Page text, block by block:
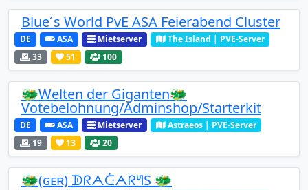
Blue´s World PvE ASA Feierabend Cluster
DE ASA Mietserver
The Island | PVE-Server
33
51 100
🐲Welten der Giganten🐲
Votebelohnung/Adminshop/Starterkit
DE ASA Mietserver
Astraeos | PVE-Server
19
13 20
🐲(ɢᴇʀ) ᗫᖇᗅᑤᗅᖇᖻS 🐲